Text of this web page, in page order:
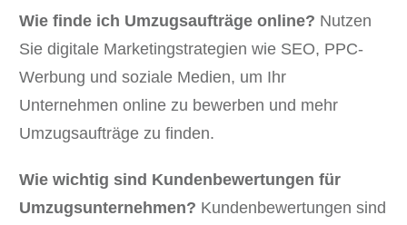
Wie finde ich Umzugsaufträge online? Nutzen
Sie digitale Marketingstrategien wie SEO, PPC-
Werbung und soziale Medien, um Ihr
Unternehmen online zu bewerben und mehr
Umzugsaufträge zu finden.
Wie wichtig sind Kundenbewertungen für
Umzugsunternehmen? Kundenbewertungen sind